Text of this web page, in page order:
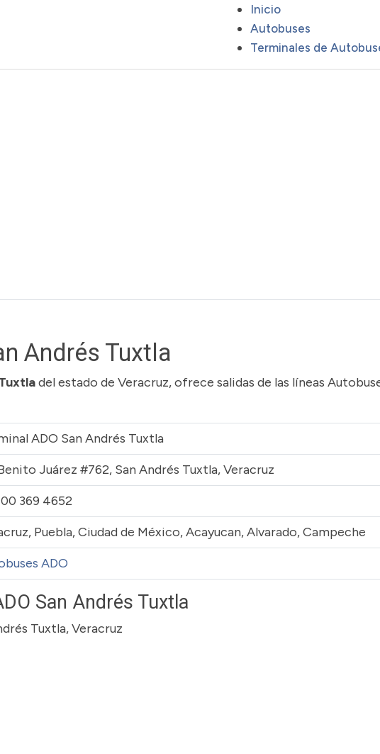
Inicio
Autobuses
Terminales de
Andrés Tuxtla
del estado de Veracruz, ofrece salidas de las líneas
ADO San Andrés Tuxtla
Juárez #762, San Andrés Tuxtla, Veracruz
369 4652
Puebla, Ciudad de México, Acayucan, Alvarado, Campeche
ADO
San Andrés Tuxtla
Tuxtla, Veracruz